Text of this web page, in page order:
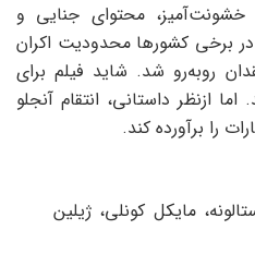
محتوای جنایی و
برخی کشورها محدودیت اکران
روبه‌رو شد. شاید فیلم برای
ازنظر داستانی، انتقام آنجلو
را برآورده کند.
مایکل کونلی، ژیلین